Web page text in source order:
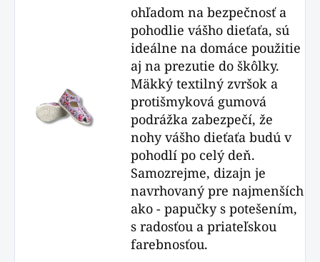
ohľadom na bezpečnosť a
pohodlie vášho dieťaťa, sú
ideálne na domáce použitie
aj na prezutie do škôlky.
Mäkký textilný zvršok a
protišmyková gumová
podrážka zabezpečí, že
nohy vášho dieťaťa budú v
pohodlí po celý deň.
Samozrejme, dizajn je
navrhovaný pre najmenších
ako - papučky s potešením,
s radosťou a priateľskou
farebnosťou.